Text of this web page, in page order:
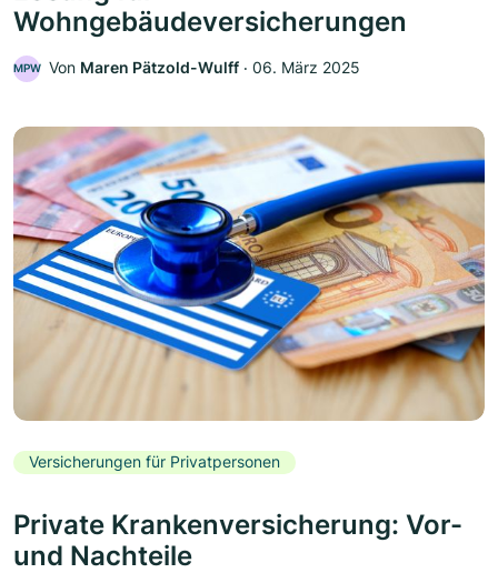
Wohngebäudeversicherungen
MPW Von Maren Pätzold-Wulff ‧ 06. März 2025
Versicherungen für Privatpersonen
Private Krankenversicherung: Vor-
und Nachteile